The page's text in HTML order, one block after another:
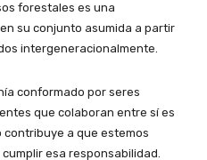
forestales es una
su conjunto asumida a partir
intergeneracionalmente.
conformado por seres
que colaboran entre sí es
a que estemos
esa responsabilidad.